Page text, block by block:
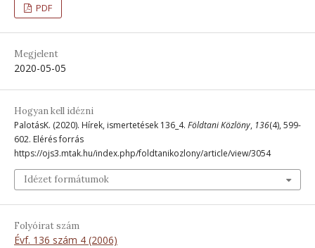
PDF
Megjelent
2020-05-05
Hogyan kell idézni
PalotásK. (2020). Hírek, ismertetések 136_4. Földtani Közlöny, 136(4), 599-
602. Elérés forrás
https://ojs3.mtak.hu/index.php/foldtanikozlony/article/view/3054
Idézet formátumok
Folyóirat szám
Évf. 136 szám 4 (2006)